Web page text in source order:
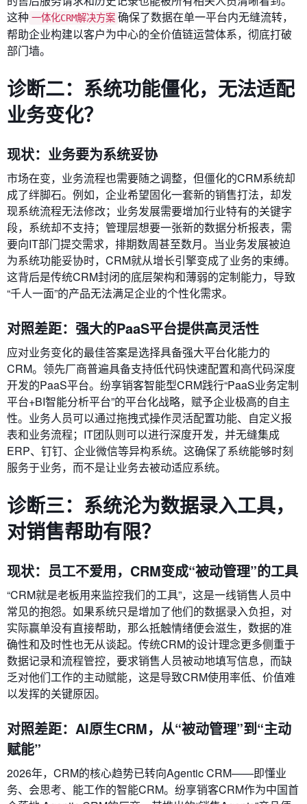
这种 一体化CRM解决方案 确保了数据在单一平台内无缝流转，
帮助企业构建以客户为中心的全价值链运营体系，彻底打破
部门墙。
诊断二：系统功能僵化，无法适配
业务变化？
现状：业务要为系统妥协
市场在变，业务流程也需要随之调整，但僵化的CRM系统却
成了绊脚石。例如，企业希望固化一套新的销售打法，却发
现系统流程无法修改；业务发展需要增加行业特有的关键字
段，系统却不支持；管理层想要一张新的数据分析报表，需
要向IT部门提交需求，排期数周甚至数月。当业务发展被迫
为系统功能妥协时，CRM就从增长引擎变成了业务的束缚。
这背后是传统CRM封闭的底层架构和薄弱的定制能力，导致
“千人一面”的产品无法满足企业的个性化需求。
对照差距：强大的PaaS平台提供高灵活性
应对业务变化的最佳答案是选择具备强大平台化能力的
CRM。领先厂商普遍具备支持低代码快速配置和高代码深度
开发的PaaS平台。纷享销客智能型CRM践行“PaaS业务定制
平台+BI智能分析平台”的平台化战略，赋予企业极高的自主
性。业务人员可以通过拖拽式操作灵活配置功能、自定义报
表和业务流程；IT团队则可以进行深度开发，并无缝集成
ERP、钉钉、企业微信等异构系统。这确保了系统能够时刻
服务于业务，而不是让业务去被动适应系统。
诊断三：系统沦为数据录入工具，
对销售帮助有限？
现状：员工不爱用，CRM变成“被动管理”的工具
“CRM就是老板用来监控我们的工具”，这是一线销售人员中
常见的抱怨。如果系统只是增加了他们的数据录入负担，对
实际赢单没有直接帮助，那么抵触情绪便会滋生，数据的准
确性和及时性也无从谈起。传统CRM的设计理念更多侧重于
数据记录和流程管控，要求销售人员被动地填写信息，而缺
乏对他们工作的主动赋能，这是导致CRM使用率低、价值难
以发挥的关键原因。
对照差距：AI原生CRM，从“被动管理”到“主动
赋能”
2026年，CRM的核心趋势已转向Agentic CRM——即懂业
务、会思考、能工作的智能CRM。纷享销客CRM作为中国首